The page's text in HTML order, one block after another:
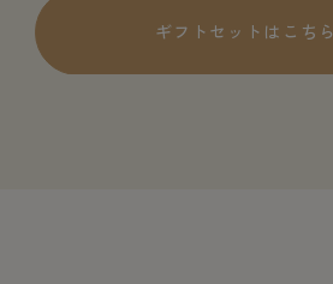
ギフトセットはこちら